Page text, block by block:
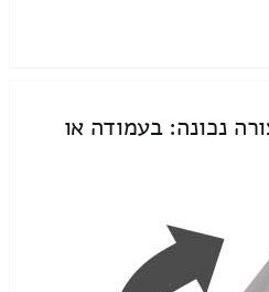
נכונה: בעמודה או